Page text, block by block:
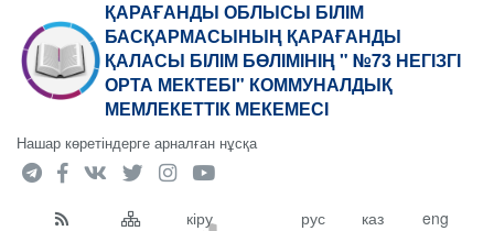
ҚАРАҒАНДЫ ОБЛЫСЫ БІЛІМ
БАСҚАРМАСЫНЫҢ ҚАРАҒАНДЫ
ҚАЛАСЫ БІЛІМ БӨЛІМІНІҢ " №73 НЕГІЗГІ
ОРТА МЕКТЕБІ" КОММУНАЛДЫҚ
МЕМЛЕКЕТТІК МЕКЕМЕСІ
Нашар көретіндерге арналған нұсқа
кіру рус каз eng